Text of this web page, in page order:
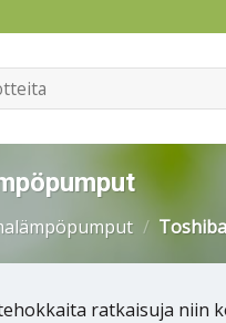
/ Toshiba
ratkaisuja niin